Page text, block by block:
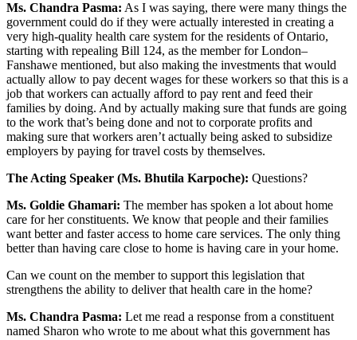
Ms. Chandra Pasma: As I was saying, there were many things the
government could do if they were actually interested in creating a
very high-quality health care system for the residents of Ontario,
starting with repealing Bill 124, as the member for London–
Fanshawe mentioned, but also making the investments that would
actually allow to pay decent wages for these workers so that this is a
job that workers can actually afford to pay rent and feed their
families by doing. And by actually making sure that funds are going
to the work that’s being done and not to corporate profits and
making sure that workers aren’t actually being asked to subsidize
employers by paying for travel costs by themselves.
The Acting Speaker (Ms. Bhutila Karpoche): Questions?
Ms. Goldie Ghamari: The member has spoken a lot about home
care for her constituents. We know that people and their families
want better and faster access to home care services. The only thing
better than having care close to home is having care in your home.
Can we count on the member to support this legislation that
strengthens the ability to deliver that health care in the home?
Ms. Chandra Pasma: Let me read a response from a constituent
named Sharon who wrote to me about what this government has